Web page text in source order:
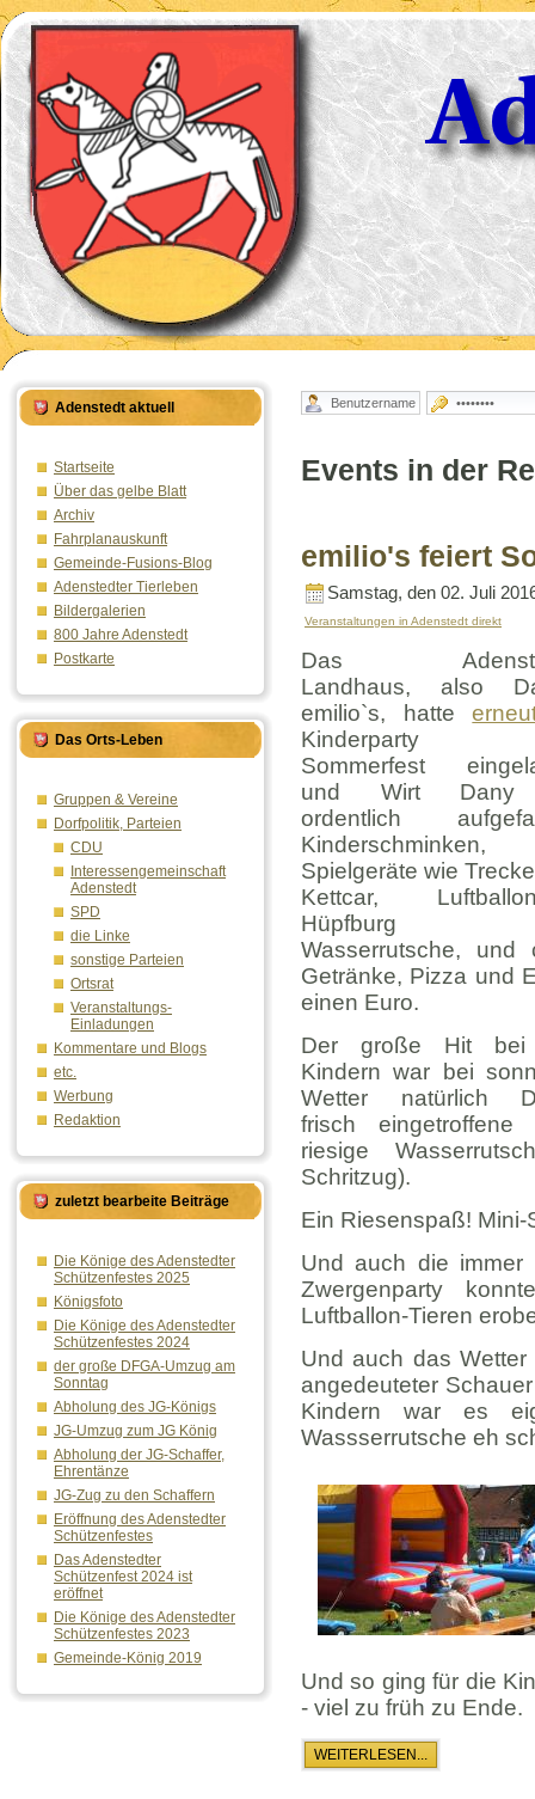
Adenstedt aktuell
Startseite
Über das gelbe Blatt
Archiv
Fahrplanauskunft
Gemeinde-Fusions-Blog
Adenstedter Tierleben
Bildergalerien
800 Jahre Adenstedt
Postkarte
Das Orts-Leben
Gruppen & Vereine
Dorfpolitik, Parteien
CDU
Interessengemeinschaft
Adenstedt
SPD
die Linke
sonstige Parteien
Ortsrat
Veranstaltungs-
Einladungen
Kommentare und Blogs
etc.
Werbung
Redaktion
zuletzt bearbeite Beiträge
Die Könige des Adenstedter
Schützenfestes 2025
Königsfoto
Die Könige des Adenstedter
Schützenfestes 2024
der große DFGA-Umzug am
Sonntag
Abholung des JG-Königs
JG-Umzug zum JG König
Abholung der JG-Schaffer,
Ehrentänze
JG-Zug zu den Schaffern
Eröffnung des Adenstedter
Schützenfestes
Das Adenstedter
Schützenfest 2024 ist
eröffnet
Die Könige des Adenstedter
Schützenfestes 2023
Gemeinde-König 2019
Events in der
emilio's feiert
Samstag, den 02. Juli
Veranstaltungen in Adenstedt direkt
Das
Landhaus, also
emilio`s, hatte
Kinderparty
Sommerfest
und Wirt Dany
ordentlich
Kinderschminken,
Spielgeräte wie
Kettcar,
Hüpfburg
Wasserrutsche, und
Getränke, Pizza und
einen Euro.
Der große Hit bei
Kindern war bei
Wetter natürlich
frisch eingetroffene
riesige
Schritzug).
Ein Riesenspaß!
Und auch die immer
Zwergenparty
Luftballon-Tieren
Und auch das
angedeuteter
Kindern war es
Wassserrutsche eh
Und so ging für die
- viel zu früh zu Ende.
WEITERLESEN...